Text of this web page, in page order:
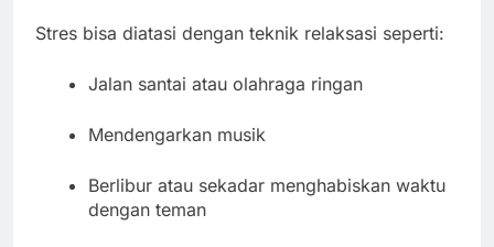
Stres bisa diatasi dengan teknik relaksasi seperti:
Jalan santai atau olahraga ringan
Mendengarkan musik
Berlibur atau sekadar menghabiskan waktu
dengan teman